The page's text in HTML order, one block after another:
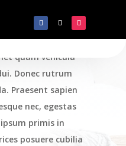
quam vehicula
Donec rutrum
Praesent sapien
nec, egestas
primis in
posuere cubilia